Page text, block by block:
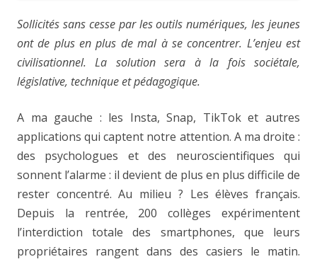
Sollicités sans cesse par les outils numériques, les jeunes
ont de plus en plus de mal à se concentrer. L’enjeu est
civilisationnel. La solution sera à la fois sociétale,
législative, technique et pédagogique.
A ma gauche : les Insta, Snap, TikTok et autres
applications qui captent notre attention. A ma droite :
des psychologues et des neuroscientifiques qui
sonnent l’alarme : il devient de plus en plus difficile de
rester concentré. Au milieu ? Les élèves français.
Depuis la rentrée, 200 collèges expérimentent
l’interdiction totale des smartphones, que leurs
propriétaires rangent dans des casiers le matin.